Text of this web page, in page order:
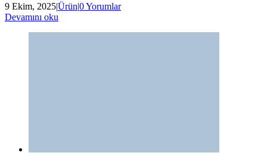
9 Ekim, 2025|Ürün|0 Yorumlar
Devamını oku